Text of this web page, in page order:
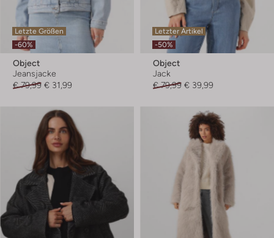
Letzte Größen
-60%
Object
Jeansjacke
€ 79,99 € 31,99
Letzter Artikel
-50%
Object
Jack
€ 79,99 € 39,99